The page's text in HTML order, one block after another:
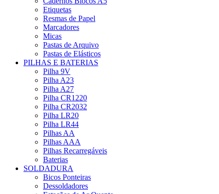
Etiquetas
Resmas de Papel
Marcadores
Micas
Pastas de Arquivo
Pastas de Elásticos
PILHAS E BATERIAS
Pilha 9V
Pilha A23
Pilha A27
Pilha CR1220
Pilha CR2032
Pilha LR20
Pilha LR44
Pilhas AA
Pilhas AAA
Pilhas Recarregáveis
Baterias
SOLDADURA
Bicos Ponteiras
Dessoldadores